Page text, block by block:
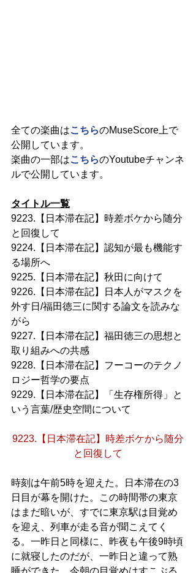
全ての楽曲はこちらのMuseScore上で
公開しています。
楽曲の一部はこちらのYoutubeチャンネ
ルで公開しています。
タイトル一覧
9223.【日本滞在記】時差ボケから随分
と回復して
9224.【日本滞在記】認知が最も機能す
る場所へ
9225.【日本滞在記】秋田に向けて
9226.【日本滞在記】日本人がマスクを
外す日/福田徳三に関する論文を読みな
がら
9227.【日本滞在記】福田徳三の思想と
取り組みへの共感
9228.【日本滞在記】フーコーのテクノ
ロジー哲学の要点
9229.【日本滞在記】「生存権所得」と
いう言葉/歴史空間について
9223.【日本滞在記】時差ボケから随分
と回復して
時刻は午前5時を迎えた。日本滞在の3
日目が幕を開けた。この時間帯の東京
はまだ暗いが、すでに東京駅は目覚め
を迎え、列車が走る音が聞こえてく
る。一昨日と同様に、昨夜も午後9時頃
に就寝したのだが、一昨日と違って熟
睡ができた。今朝の目覚めはすこぶる